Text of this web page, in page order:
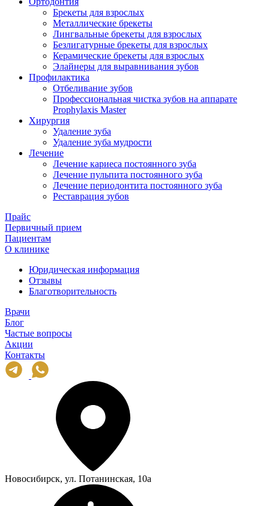
Брекеты для взрослых
Металлические брекеты
Лингвальные брекеты для взрослых
Безлигатурные брекеты для взрослых
Керамические брекеты для взрослых
Элайнеры для выравнивания зубов
Профилактика
Отбеливание зубов
Профессиональная чистка зубов на аппарате
Prophylaxis Master
Хирургия
Удаление зуба
Удаление зуба мудрости
Лечение
Лечение кариеса постоянного зуба
Лечение пульпита постоянного зуба
Лечение периодонтита постоянного зуба
Реставрация зубов
Прайс
Первичный прием
Пациентам
О клинике
Юридическая информация
Отзывы
Благотворительность
Врачи
Блог
Частые вопросы
Акции
Контакты
Новосибирск, ул. Потанинская, 10а